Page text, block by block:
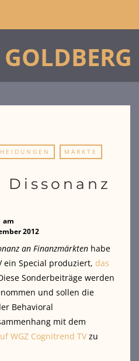
MÄRKTE
am
2012
an Finanzmärkten habe
ein Special produziert, das
Sonderbeiträge werden
und sollen die
Behavioral
mit dem
WGZ Cognitrend TV zu